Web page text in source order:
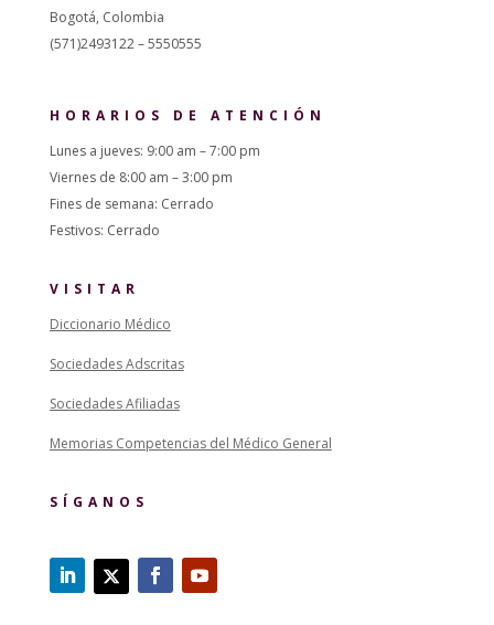
Bogotá, Colombia
(571)2493122 – 5550555
HORARIOS DE ATENCIÓN
Lunes a jueves: 9:00 am – 7:00 pm
Viernes de 8:00 am – 3:00 pm
Fines de semana: Cerrado
Festivos: Cerrado
VISITAR
Diccionario Médico
Sociedades Adscritas
Sociedades Afiliadas
Memorias Competencias del Médico General
SÍGANOS